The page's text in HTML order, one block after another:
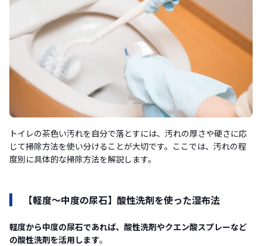
トイレの茶色い汚れを自分で落とすには、汚れの厚さや硬さに応
じて掃除方法を使い分けることが大切です。ここでは、汚れの程
度別に具体的な掃除方法を解説します。
【軽度〜中度の尿石】酸性洗剤を使った湿布法
軽度から中度の尿石であれば、酸性洗剤やクエン酸スプレーなど
の酸性洗剤を活用します。